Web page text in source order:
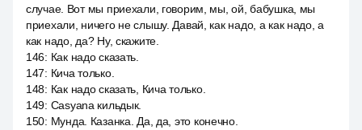
случае. Вот мы приехали, говорим, мы, ой, бабушка, мы
приехали, ничего не слышу. Давай, как надо, а как надо, а
как надо, да? Ну, скажите.
146: Как надо сказать.
147: Кича только.
148: Как надо сказать, Кича только.
149: Casyana кильдык.
150: Мунда. Казанка. Да, да, это конечно.